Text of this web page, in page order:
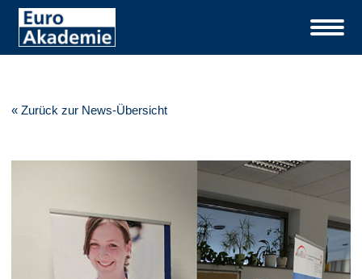
« Zurück zur News-Übersicht